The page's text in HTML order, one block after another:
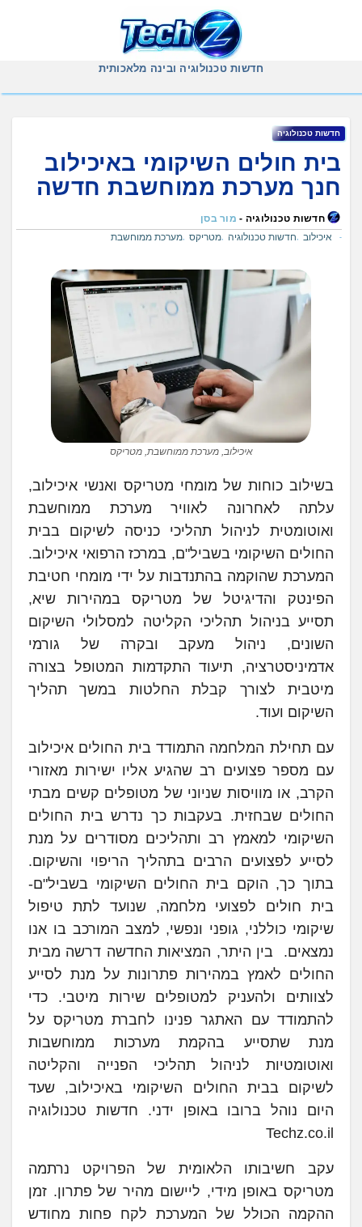
חדשות טכנולוגיה ובינה מלאכותית
חדשות טכנולוגיה
בית חולים השיקומי באיכילוב
חנך מערכת ממוחשבת חדשה
חדשות טכנולוגיה - מור בסן
איכילוב
חדשות טכנולוגיה מטריקס מערכת ממוחשבת
איכילוב, מערכת ממוחשבת, מטריקס
בשילוב כוחות של מומחי מטריקס ואנשי איכילוב,
עלתה לאחרונה לאוויר מערכת ממוחשבת
ואוטומטית לניהול תהליכי כניסה לשיקום בבית
החולים השיקומי בשביל"ם, במרכז הרפואי איכילוב.
המערכת שהוקמה בהתנדבות על ידי מומחי חטיבת
הפינטק והדיגיטל של מטריקס במהירות שיא,
תסייע בניהול תהליכי הקליטה למסלולי השיקום
השונים, ניהול מעקב ובקרה של גורמי
אדמיניסטרציה, תיעוד התקדמות המטופל בצורה
מיטבית לצורך קבלת החלטות במשך תהליך
השיקום ועוד.
עם תחילת המלחמה התמודד בית החולים איכילוב
עם מספר פצועים רב שהגיע אליו ישירות מאזורי
הקרב, או מוויסות שניוני של מטופלים קשים מבתי
החולים שבחזית. בעקבות כך נדרש בית החולים
השיקומי למאמץ רב ותהליכים מסודרים על מנת
לסייע לפצועים הרבים בתהליך הריפוי והשיקום.
בתוך כך, הוקם בית החולים השיקומי בשביל"ם-
בית חולים לפצועי מלחמה, שנועד לתת טיפול
שיקומי כוללני, גופני ונפשי, למצב המורכב בו אנו
נמצאים. בין היתר, המציאות החדשה דרשה מבית
החולים לאמץ במהירות פתרונות על מנת לסייע
לצוותים ולהעניק למטופלים שירות מיטבי. כדי
להתמודד עם האתגר פנינו לחברת מטריקס על
מנת שתסייע בהקמת מערכות ממוחשבות
ואוטומטיות לניהול תהליכי הפנייה והקליטה
לשיקום בבית החולים השיקומי באיכילוב, שעד
היום נוהל ברובו באופן ידני. חדשות טכנולוגיה
Techz.co.il
עקב חשיבותו הלאומית של הפרויקט נרתמה
מטריקס באופן מידי, ליישום מהיר של פתרון. זמן
ההקמה הכולל של המערכת לקח פחות מחודש